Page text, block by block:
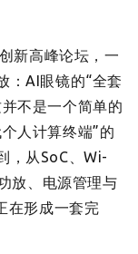
新高峰论坛，一
：AI眼镜的“全套
不是一个简单的
人计算终端”的
，从SoC、Wi-
放、电源管理与
在形成一套完